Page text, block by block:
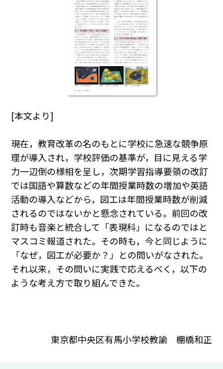
[本文より]
現在，教育改革の名のもとに学校に急速な競争原
理が導入され，学校評価の基準が，目に見える学
力一辺倒の様相を呈し，次期学習指導要領の改訂
では国語や算数などの年間授業時数の増加や英語
活動の導入などから，図工は年間授業時数が削減
されるのではないかと懸念されている。前回の改
訂時も音楽と統合して「表現科」になるのではと
マスコミ報道された。その時も，今と同じように
「なぜ，図工が必要か？」との問いがなされた。
それ以来，その問いに実践で応えるべく，以下の
ような考え方で取り組んできた。
東京都中央区有馬小学校教諭 棚橋和正